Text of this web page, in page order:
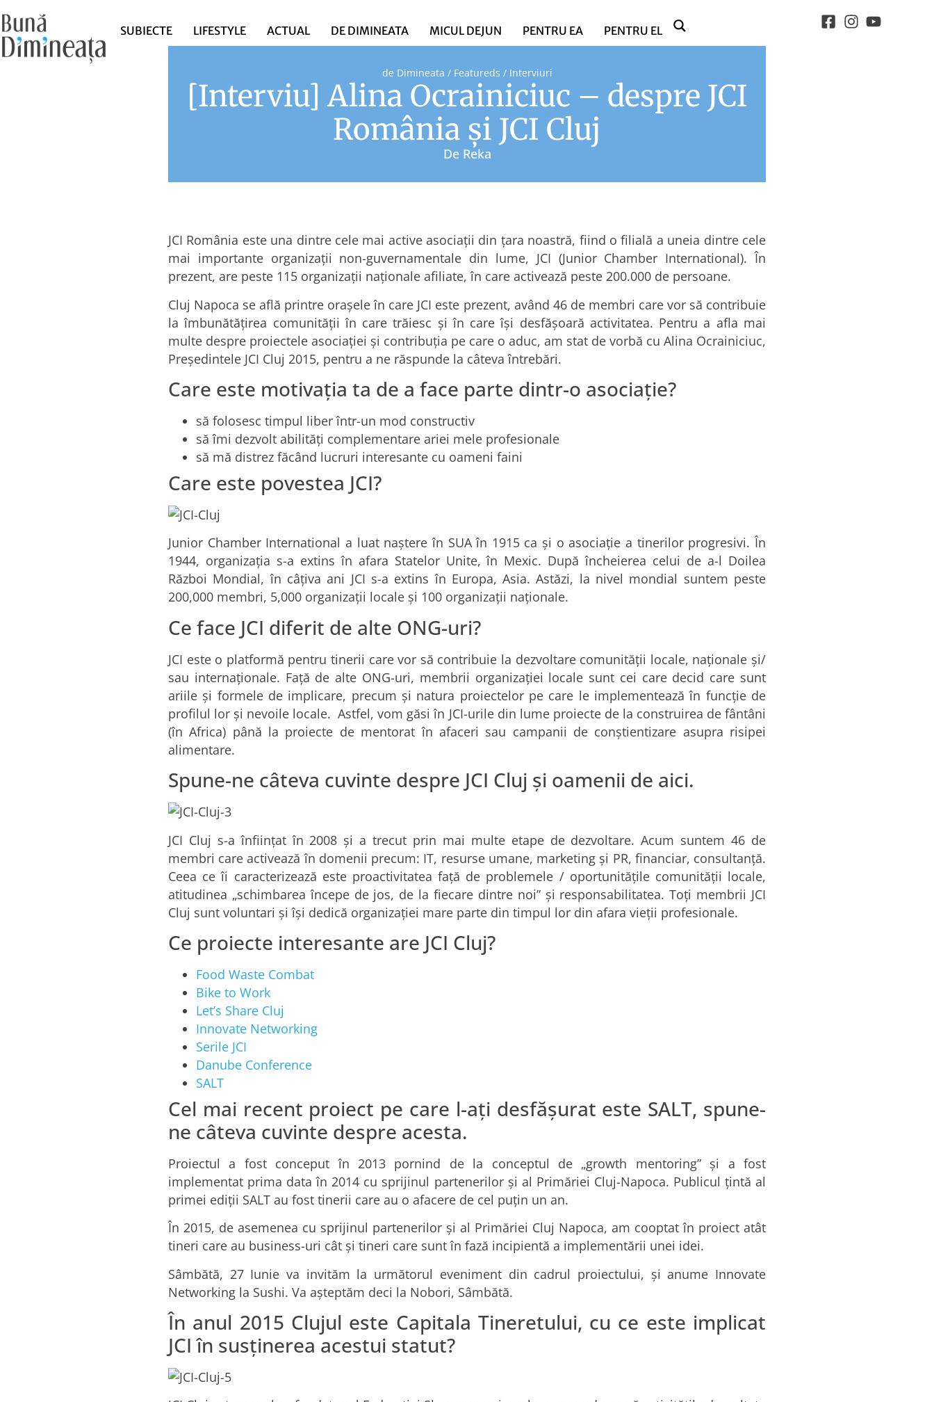
SUBIECTE LIFESTYLE ACTUAL DE DIMINEATA MICUL DEJUN PENTRU EA PENTRU EL
de Dimineata / Featureds / Interviuri
[Interviu] Alina Ocrainiciuc – despre JCI
România și JCI Cluj
De Reka
JCI România este una dintre cele mai active asociații din țara noastră, fiind o filială a uneia dintre cele
mai importante organizații non-guvernamentale din lume, JCI (Junior Chamber International). În
prezent, are peste 115 organizații naționale afiliate, în care activează peste 200.000 de persoane.
Cluj Napoca se află printre orașele în care JCI este prezent, având 46 de membri care vor să contribuie
la îmbunătățirea comunității în care trăiesc și în care își desfășoară activitatea. Pentru a afla mai
multe despre proiectele asociației și contribuția pe care o aduc, am stat de vorbă cu Alina Ocrainiciuc,
Președintele JCI Cluj 2015, pentru a ne răspunde la câteva întrebări.
Care este motivația ta de a face parte dintr-o asociație?
să folosesc timpul liber într-un mod constructiv
să îmi dezvolt abilități complementare ariei mele profesionale
să mă distrez făcând lucruri interesante cu oameni faini
Care este povestea JCI?
Junior Chamber International a luat naștere în SUA în 1915 ca și o asociație a tinerilor progresivi. În
1944, organizația s-a extins în afara Statelor Unite, în Mexic. După încheierea celui de a-l Doilea
Război Mondial, în câțiva ani JCI s-a extins în Europa, Asia. Astăzi, la nivel mondial suntem peste
200,000 membri, 5,000 organizații locale și 100 organizații naționale.
Ce face JCI diferit de alte ONG-uri?
JCI este o platformă pentru tinerii care vor să contribuie la dezvoltare comunității locale, naționale și/
sau internaționale. Față de alte ONG-uri, membrii organizației locale sunt cei care decid care sunt
ariile și formele de implicare, precum și natura proiectelor pe care le implementează în funcție de
profilul lor și nevoile locale. Astfel, vom găsi în JCI-urile din lume proiecte de la construirea de fântâni
(în Africa) până la proiecte de mentorat în afaceri sau campanii de conștientizare asupra risipei
alimentare.
Spune-ne câteva cuvinte despre JCI Cluj și oamenii de aici.
JCI Cluj s-a înființat în 2008 și a trecut prin mai multe etape de dezvoltare. Acum suntem 46 de
membri care activează în domenii precum: IT, resurse umane, marketing și PR, financiar, consultanță.
Ceea ce îi caracterizează este proactivitatea față de problemele / oportunitățile comunității locale,
atitudinea „schimbarea începe de jos, de la fiecare dintre noi” și responsabilitatea. Toți membrii JCI
Cluj sunt voluntari și își dedică organizației mare parte din timpul lor din afara vieții profesionale.
Ce proiecte interesante are JCI Cluj?
Food Waste Combat
Bike to Work
Let’s Share Cluj
Innovate Networking
Serile JCI
Danube Conference
SALT
Cel mai recent proiect pe care l-ați desfășurat este SALT, spune-
ne câteva cuvinte despre acesta.
Proiectul a fost conceput în 2013 pornind de la conceptul de „growth mentoring” și a fost
implementat prima data în 2014 cu sprijinul partenerilor și al Primăriei Cluj-Napoca. Publicul țintă al
primei ediții SALT au fost tinerii care au o afacere de cel puțin un an.
În 2015, de asemenea cu sprijinul partenerilor și al Primăriei Cluj Napoca, am cooptat în proiect atât
tineri care au business-uri cât și tineri care sunt în fază incipientă a implementării unei idei.
Sâmbătă, 27 Iunie va invităm la următorul eveniment din cadrul proiectului, și anume Innovate
Networking la Sushi. Va așteptăm deci la Nobori, Sâmbătă.
În anul 2015 Clujul este Capitala Tineretului, cu ce este implicat
JCI în susținerea acestui statut?